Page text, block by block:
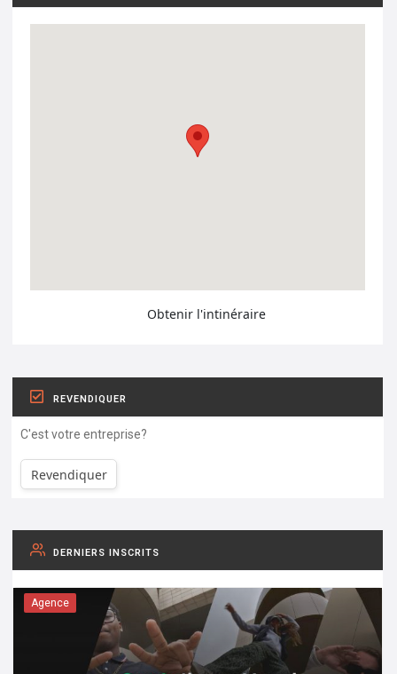
Obtenir l'intinéraire
REVENDIQUER
C'est votre entreprise?
Revendiquer
DERNIERS INSCRITS
Agence